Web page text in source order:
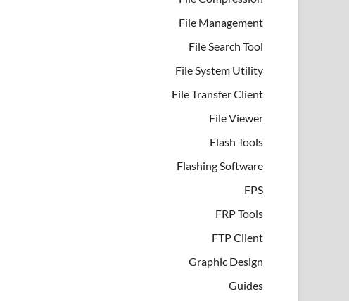
File Management
File Search Tool
File System Utility
File Transfer Client
File Viewer
Flash Tools
Flashing Software
FPS
FRP Tools
FTP Client
Graphic Design
Guides